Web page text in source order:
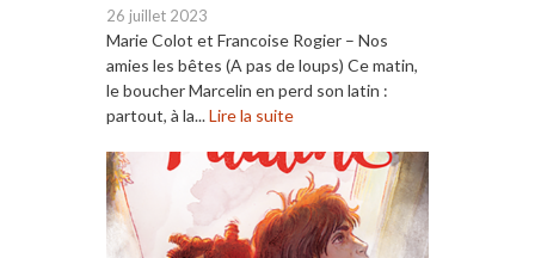
26 juillet 2023
Marie Colot et Francoise Rogier – Nos
amies les bêtes (A pas de loups) Ce matin,
le boucher Marcelin en perd son latin :
partout, à la...Lire la suite